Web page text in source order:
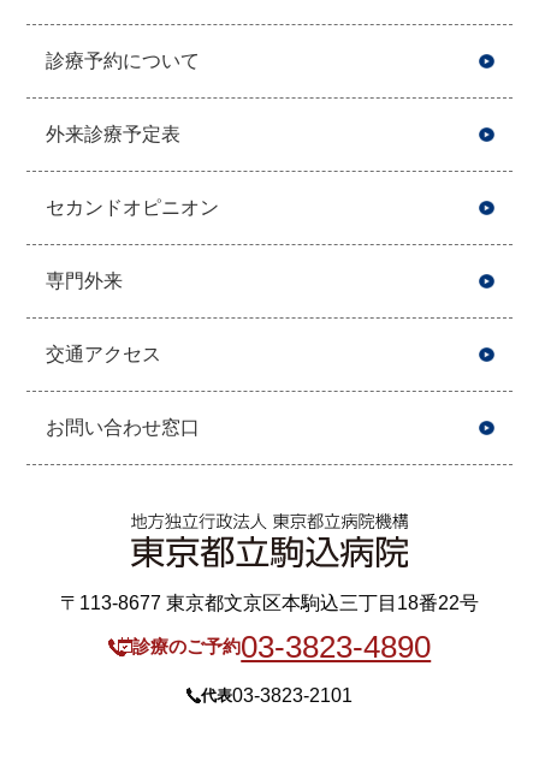
診療予約について
外来診療予定表
セカンドオピニオン
専門外来
交通アクセス
お問い合わせ窓口
〒113-8677 東京都文京区本駒込三丁目18番22号
診療のご予約03-3823-4890
代表03-3823-2101